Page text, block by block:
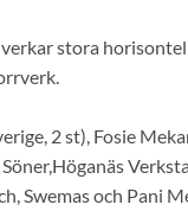
stora
2 st), Fosie
Swemas och Pani